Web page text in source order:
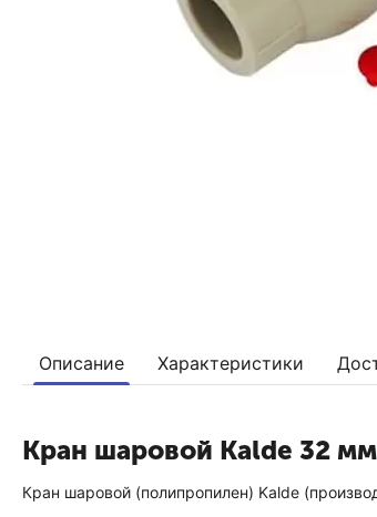
Описание Характеристики
Кран шаровой Kalde 32 мм
Кран шаровой (полипропилен) Kalde